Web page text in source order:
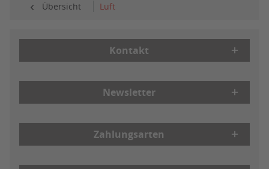
Übersicht Luft
Kontakt
Newsletter
Zahlungsarten